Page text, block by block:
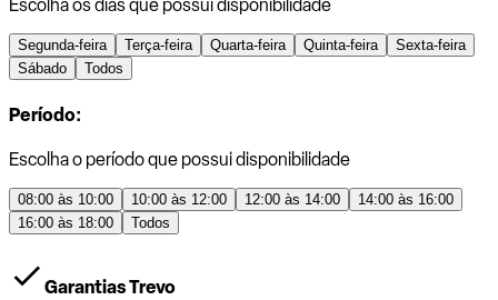
Escolha os dias que possui disponibilidade
Segunda-feira Terça-feira Quarta-feira Quinta-feira
Sexta-feira
Sábado
Todos
Período:
Escolha o período que possui disponibilidade
08:00 às 10:00 10:00 às 12:00 12:00 às 14:00
14:00 às 16:00
16:00 às 18:00
Todos
Garantias Trevo